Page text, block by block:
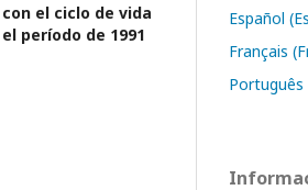
el ciclo de vida
período de 1991
Español
Français
Português